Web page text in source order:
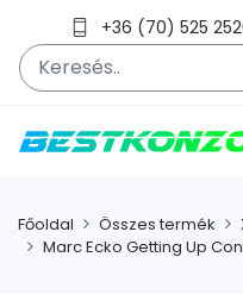
+36 (70) 525
Főoldal Összes termék
Marc Ecko Getting Up